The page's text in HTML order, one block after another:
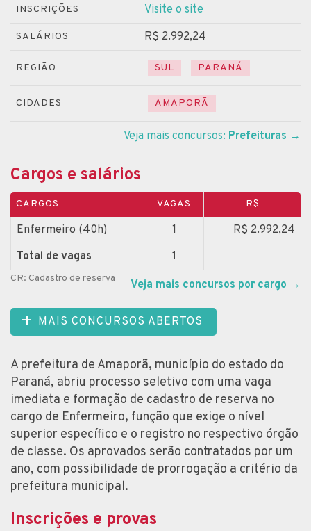
INSCRIÇÕES Visite o site
SALÁRIOS R$ 2.992,24
REGIÃO SUL PARANÁ
CIDADES AMAPORÃ
Veja mais concursos: Prefeituras →
Cargos e salários
CARGOS VAGAS R$
Enfermeiro (40h) 1
R$ 2.992,24
Total de vagas
1
CR: Cadastro de reserva Veja mais concursos por cargo →
MAIS CONCURSOS ABERTOS
A prefeitura de Amaporã, município do estado do
Paraná, abriu processo seletivo com uma vaga
imediata e formação de cadastro de reserva no
cargo de Enfermeiro, função que exige o nível
superior específico e o registro no respectivo órgão
de classe. Os aprovados serão contratados por um
ano, com possibilidade de prorrogação a critério da
prefeitura municipal.
Inscrições e provas